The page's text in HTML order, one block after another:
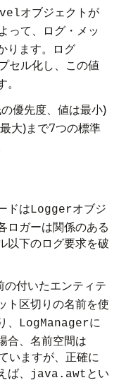
オブジェクトが
って、ログ・メッ
ります。ログ
セル化し、この値
優先度、値は最小)
大)まで7つの標準
ドはLoggerオブジ
ロガーは関係のある
以下のログ要求を破
の付いたエンティテ
ト区切りの名前を使
LogManagerに
合、名前空間は
いますが、正確に
、
java.awt とい